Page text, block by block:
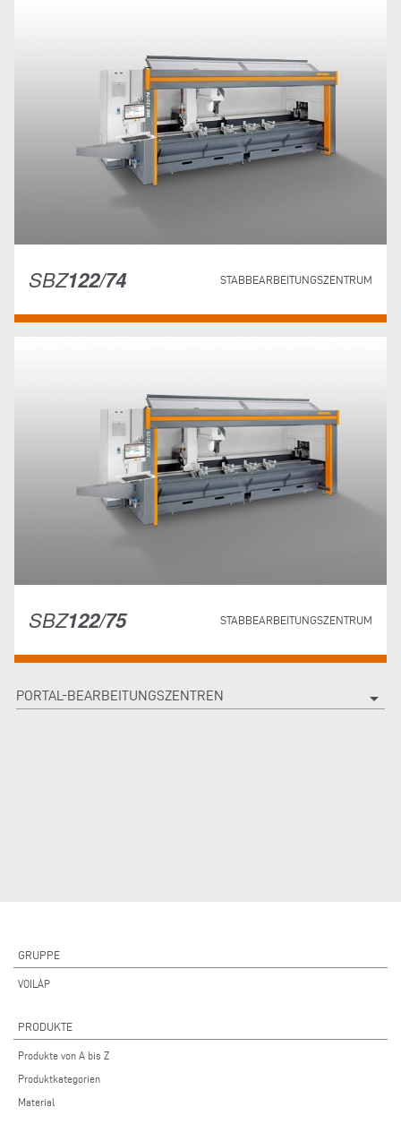
SBZ122/74 STABBEARBEITUNGSZENTRUM
SBZ122/75 STABBEARBEITUNGSZENTRUM
PORTAL-BEARBEITUNGSZENTREN arrow_drop_down
GRUPPE
VOILÀP
PRODUKTE
Produkte von A bis Z
Produktkategorien
Material